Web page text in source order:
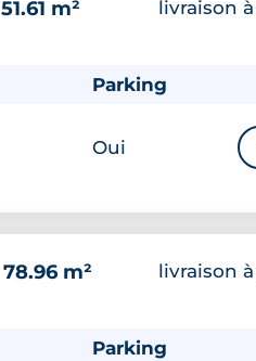
51.61 m² livraison
Parking
Oui
78.96 m² livraison
Parking